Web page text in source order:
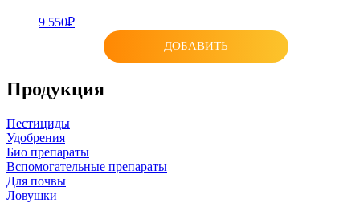
9 550₽
ДОБАВИТЬ
Продукция
Пестициды
Удобрения
Био препараты
Вспомогательные препараты
Для почвы
Ловушки